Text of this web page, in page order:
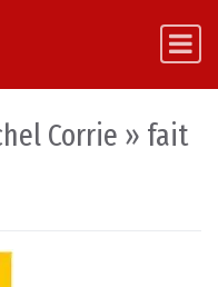
Corrie » fait